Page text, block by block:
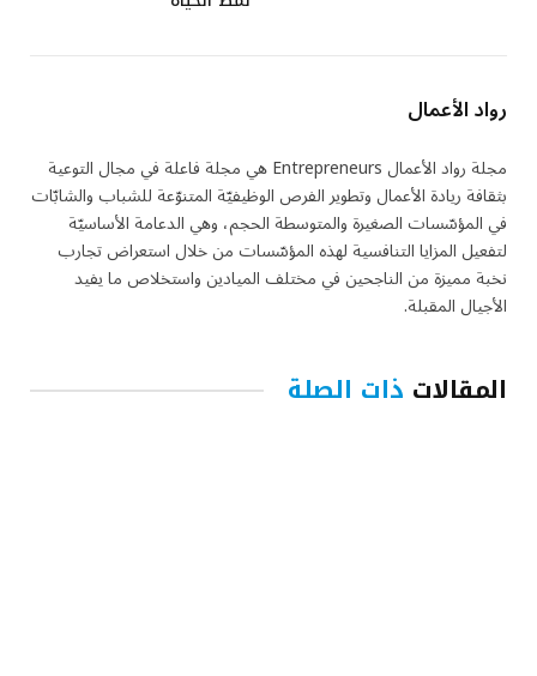
رواد الأعمال
مجلة رواد الأعمال Entrepreneurs هي مجلة فاعلة في مجال التوعية
بثقافة ريادة الأعمال وتطوير الفرص الوظيفيّة المتنوّعة للشباب والشابّات
في المؤسّسات الصغيرة والمتوسطة الحجم، وهي الدعامة الأساسيّة
لتفعيل المزايا التنافسية لهذه المؤسّسات من خلال استعراض تجارب
نخبة مميزة من الناجحين في مختلف الميادين واستخلاص ما يفيد
الأجيال المقبلة.
المقالات ذات الصلة